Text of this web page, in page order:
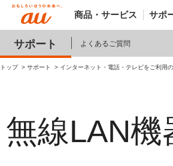
商品・サービス サポ
サポート よくあるご質問
トップ サポート インターネット・電話・テレビをご利用
無線LAN機